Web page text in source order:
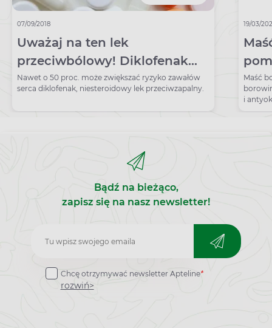
07/09/2018
Uważaj na ten lek
przeciwbólowy! Diklofenak
zwiększa ryzyko zawału serca
Nawet o 50 proc. może zwiększać ryzyko zawałów
serca diklofenak, niesteroidowy lek przeciwzapalny.
19/03/
Maść
i
Bądź na bieżąco,
zapisz się na nasz newsletter!
Zapisz
do
newslettera
Chcę otrzymywać newsletter Apteline*
rozwiń>